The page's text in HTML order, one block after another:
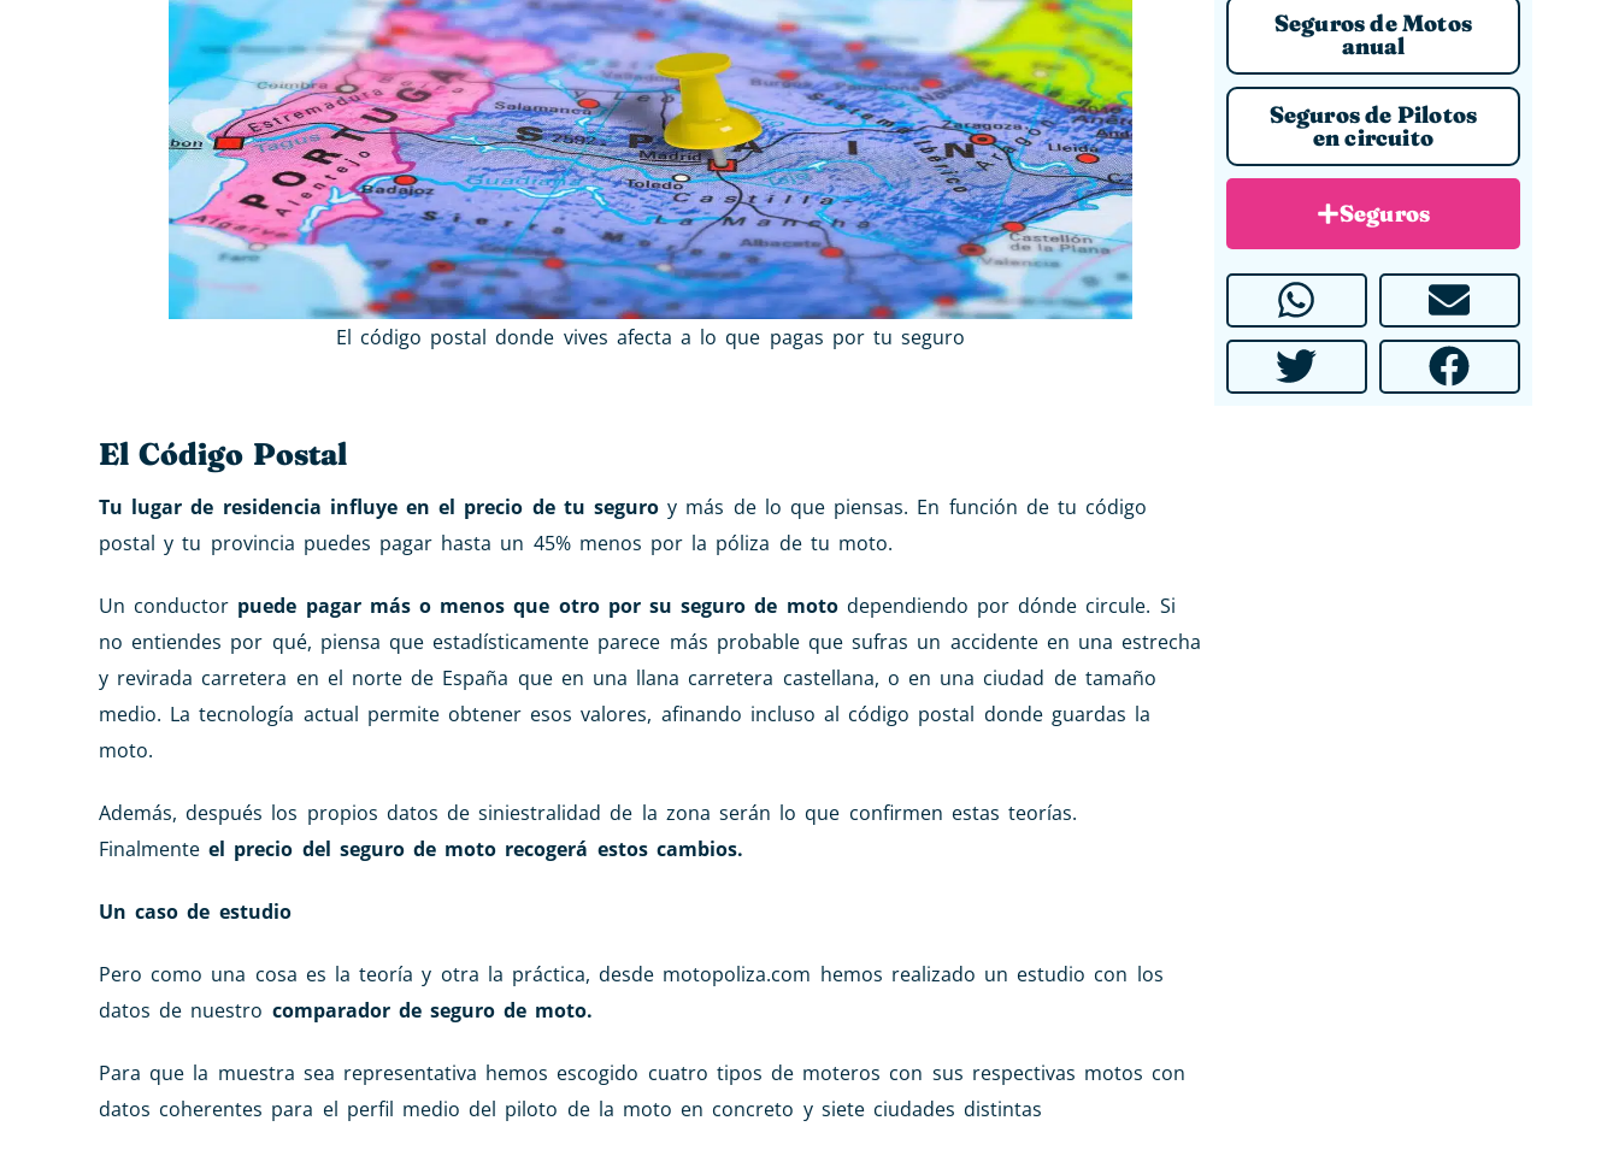
El código postal donde vives afecta a lo que pagas por tu seguro
El Código Postal
Tu lugar de residencia influye en el precio de tu seguro y más de lo que piensas. En función de tu código
postal y tu provincia puedes pagar hasta un 45% menos por la póliza de tu moto.
Un conductor puede pagar más o menos que otro por su seguro de moto dependiendo por dónde circule. Si
no entiendes por qué, piensa que estadísticamente parece más probable que sufras un accidente en una estrecha
y revirada carretera en el norte de España que en una llana carretera castellana, o en una ciudad de tamaño
medio. La tecnología actual permite obtener esos valores, afinando incluso al código postal donde guardas la
moto.
Además, después los propios datos de siniestralidad de la zona serán lo que confirmen estas teorías.
Finalmenteel precio del seguro de moto recogerá estos cambios.
Un caso de estudio
Pero como una cosa es la teoría y otra la práctica, desde motopoliza.com hemos realizado un estudio con los
datos de nuestro comparador de seguro de moto.
Para que la muestra sea representativa hemos escogido cuatro tipos de moteros con sus respectivas motos con
datos coherentes para el perfil medio del piloto de la moto en concreto y siete ciudades distintas
Seguros de Motos
anual
Seguros de Pilotos
en circuito
Seguros